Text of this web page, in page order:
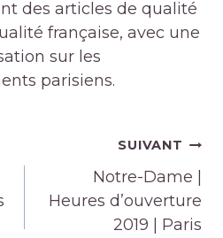
des articles de qualité
française, avec une
sur les
parisiens.
SUIVANT
Notre-Dame |
Heures d’ouverture
2019 | Paris